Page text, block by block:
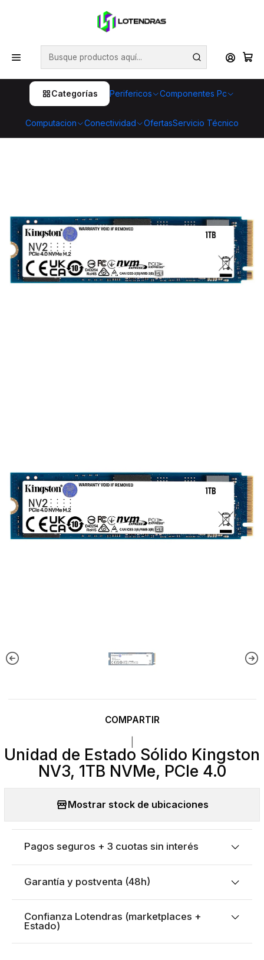
Categorías Perifericos Componentes Pc
Computacion Conectividad OfertasServicio Técnico
💥 ¡Compra HOY y retira GRATIS en tienda! 🏪🚀 Además,
aprovecha cientos de productos con Despacho Gratis 🛒📦
¡No dejes pasar esta oportunidad! 🔥
Inicio Componentes Pc
Almacenamiento
SSD unidades de estado solido
COMPARTIR
Unidad de Estado Sólido Kingston
NV3, 1TB NVMe, PCIe 4.0
Mostrar stock de ubicaciones
Pagos seguros + 3 cuotas sin interés
Garantía y postventa (48h)
Confianza Lotendras (marketplaces +
Estado)